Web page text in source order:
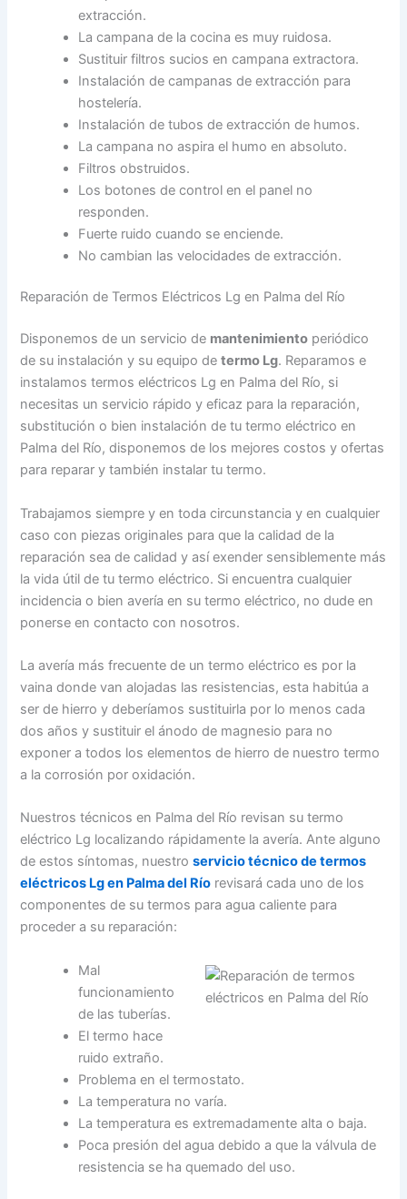
extracción.
La campana de la cocina es muy ruidosa.
Sustituir filtros sucios en campana extractora.
Instalación de campanas de extracción para
hostelería.
Instalación de tubos de extracción de humos.
La campana no aspira el humo en absoluto.
Filtros obstruidos.
Los botones de control en el panel no
responden.
Fuerte ruido cuando se enciende.
No cambian las velocidades de extracción.
Reparación de Termos Eléctricos Lg en Palma del Río
Disponemos de un servicio de mantenimiento periódico
de su instalación y su equipo determo Lg. Reparamos e
instalamos termos eléctricos Lg en Palma del Río, si
necesitas un servicio rápido y eficaz para la reparación,
substitución o bien instalación de tu termo eléctrico en
Palma del Río, disponemos de los mejores costos y ofertas
para reparar y también instalar tu termo.
Trabajamos siempre y en toda circunstancia y en cualquier
caso con piezas originales para que la calidad de la
reparación sea de calidad y así exender sensiblemente más
la vida útil de tu termo eléctrico. Si encuentra cualquier
incidencia o bien avería en su termo eléctrico, no dude en
ponerse en contacto con nosotros.
La avería más frecuente de un termo eléctrico es por la
vaina donde van alojadas las resistencias, esta habitúa a
ser de hierro y deberíamos sustituirla por lo menos cada
dos años y sustituir el ánodo de magnesio para no
exponer a todos los elementos de hierro de nuestro termo
a la corrosión por oxidación.
Nuestros técnicos en Palma del Río revisan su termo
eléctrico Lg localizando rápidamente la avería. Ante alguno
de estos síntomas, nuestroservicio técnico de termos
eléctricos Lg en Palma del Río revisará cada uno de los
componentes de su termos para agua caliente para
proceder a su reparación:
Mal
funcionamiento
de las tuberías.
El termo hace
ruido extraño.
Problema en el termostato.
La temperatura no varía.
La temperatura es extremadamente alta o baja.
Poca presión del agua debido a que la válvula de
resistencia se ha quemado del uso.